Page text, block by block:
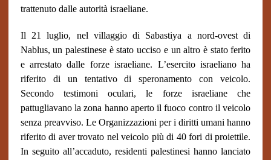
trattenuto dalle autorità israeliane.
Il 21 luglio, nel villaggio di Sabastiya a nord-ovest di
Nablus, un palestinese è stato ucciso e un altro è stato ferito
e arrestato dalle forze israeliane. L’esercito israeliano ha
riferito di un tentativo di speronamento con veicolo.
Secondo testimoni oculari, le forze israeliane che
pattugliavano la zona hanno aperto il fuoco contro il veicolo
senza preavviso. Le Organizzazioni per i diritti umani hanno
riferito di aver trovato nel veicolo più di 40 fori di proiettile.
In seguito all’accaduto, residenti palestinesi hanno lanciato